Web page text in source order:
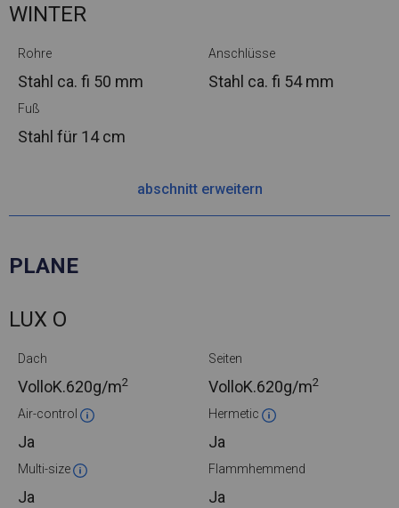
WINTER
Rohre
Stahl ca. fi 50 mm
Anschlüsse
Stahl ca. fi 54 mm
Fuß
Stahl für 14 cm
abschnitt erweitern
PLANE
LUX O
Dach
VolloK.620g/m2
Seiten
VolloK.620g/m2
Air-control
Ja
Hermetic
Ja
Multi-size
Ja
Flammhemmend
Ja